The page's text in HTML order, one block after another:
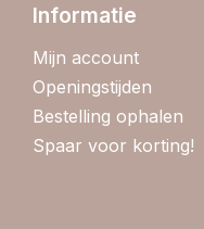
Informatie
Mijn account
Openingstijden
Bestelling ophalen
Spaar voor korting!